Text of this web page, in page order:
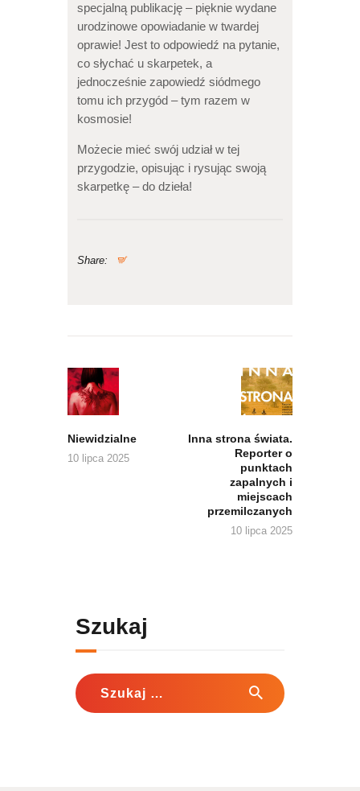
specjalną publikację – pięknie wydane
urodzinowe opowiadanie w twardej
oprawie! Jest to odpowiedź na pytanie,
co słychać u skarpetek, a
jednocześnie zapowiedź siódmego
tomu ich przygód – tym razem w
kosmosie!
Możecie mieć swój udział w tej
przygodzie, opisując i rysując swoją
skarpetkę – do dzieła!
Share:
wpisu
Niewidzialne
10 lipca 2025
Inna strona świata.
Reporter o
punktach
zapalnych i
miejscach
przemilczanych
10 lipca 2025
Szukaj
Szukaj: